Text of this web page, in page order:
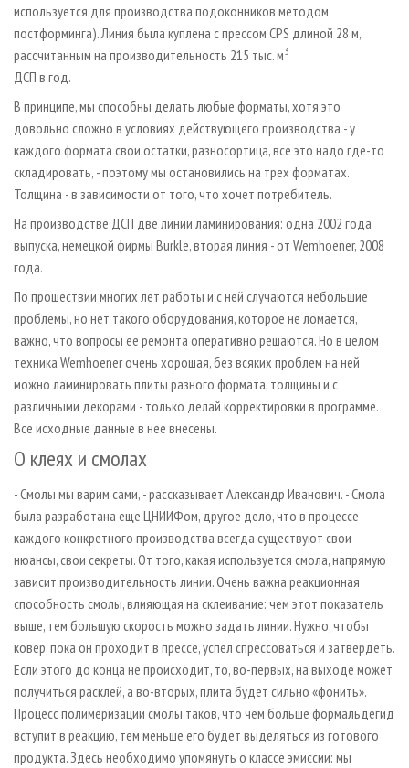
используется для производства подоконников методом
постформинга). Линия была куплена с прессом CPS длиной 28 м,
рассчитанным на производительность 215 тыс. м3
ДСП в год.
В принципе, мы способны делать любые форматы, хотя это
довольно сложно в условиях действующего производства - у
каждого формата свои остатки, разносортица, все это надо где-то
складировать, - поэтому мы остановились на трех форматах.
Толщина - в зависимости от того, что хочет потребитель.
На производстве ДСП две линии ламинирования: одна 2002 года
выпуска, немецкой фирмы Burkle, вторая линия - от Wemhoener, 2008
года.
По прошествии многих лет работы и с ней случаются небольшие
проблемы, но нет такого оборудования, которое не ломается,
важно, что вопросы ее ремонта оперативно решаются. Но в целом
техника Wemhoener очень хорошая, без всяких проблем на ней
можно ламинировать плиты разного формата, толщины и с
различными декорами - только делай корректировки в программе.
Все исходные данные в нее внесены.
О клеях и смолах
- Смолы мы варим сами, - рассказывает Александр Иванович. - Смола
была разработана еще ЦНИИФом, другое дело, что в процессе
каждого конкретного производства всегда существуют свои
нюансы, свои секреты. От того, какая используется смола, напрямую
зависит производительность линии. Очень важна реакционная
способность смолы, влияющая на склеивание: чем этот показатель
выше, тем большую скорость можно задать линии. Нужно, чтобы
ковер, пока он проходит в прессе, успел спрессоваться и затвердеть.
Если этого до конца не происходит, то, во-первых, на выходе может
получиться расклей, а во-вторых, плита будет сильно «фонить».
Процесс полимеризации смолы таков, что чем больше формальдегид
вступит в реакцию, тем меньше его будет выделяться из готового
продукта. Здесь необходимо упомянуть о классе эмиссии: мы